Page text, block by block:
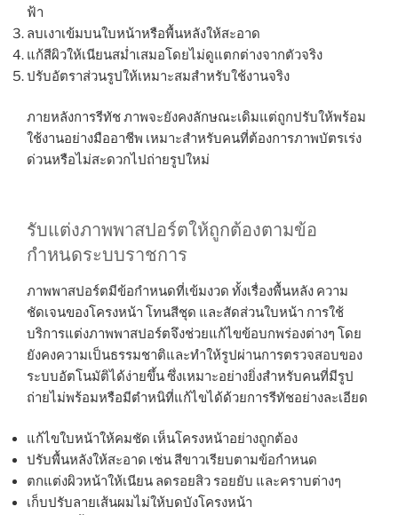
ฟ้า
ลบเงาเข้มบนใบหน้าหรือพื้นหลังให้สะอาด
แก้สีผิวให้เนียนสม่ำเสมอโดยไม่ดูแตกต่างจากตัวจริง
ปรับอัตราส่วนรูปให้เหมาะสมสำหรับใช้งานจริง
ภายหลังการรีทัช ภาพจะยังคงลักษณะเดิมแต่ถูกปรับให้พร้อม
ใช้งานอย่างมืออาชีพ เหมาะสำหรับคนที่ต้องการภาพบัตรเร่ง
ด่วนหรือไม่สะดวกไปถ่ายรูปใหม่
รับแต่งภาพพาสปอร์ตให้ถูกต้องตามข้อ
กำหนดระบบราชการ
ภาพพาสปอร์ตมีข้อกำหนดที่เข้มงวด ทั้งเรื่องพื้นหลัง ความ
ชัดเจนของโครงหน้า โทนสีชุด และสัดส่วนใบหน้า การใช้
บริการแต่งภาพพาสปอร์ตจึงช่วยแก้ไขข้อบกพร่องต่างๆ โดย
ยังคงความเป็นธรรมชาติและทำให้รูปผ่านการตรวจสอบของ
ระบบอัตโนมัติได้ง่ายขึ้น ซึ่งเหมาะอย่างยิ่งสำหรับคนที่มีรูป
ถ่ายไม่พร้อมหรือมีตำหนิที่แก้ไขได้ด้วยการรีทัชอย่างละเอียด
แก้ไขใบหน้าให้คมชัด เห็นโครงหน้าอย่างถูกต้อง
ปรับพื้นหลังให้สะอาด เช่น สีขาวเรียบตามข้อกำหนด
ตกแต่งผิวหน้าให้เนียน ลดรอยสิว รอยยับ และคราบต่างๆ
เก็บปรับลายเส้นผมไม่ให้บดบังโครงหน้า